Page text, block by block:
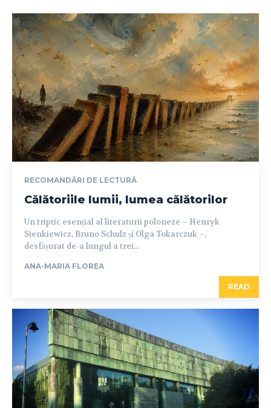
RECOMANDĂRI DE LECTURĂ
Călătoriile lumii, lumea călătorilor
Un triptic esențial al literaturii poloneze – Henryk
Sienkiewicz, Bruno Schulz și Olga Tokarczuk –,
desfășurat de-a lungul a trei...
ANA-MARIA FLOREA
READ